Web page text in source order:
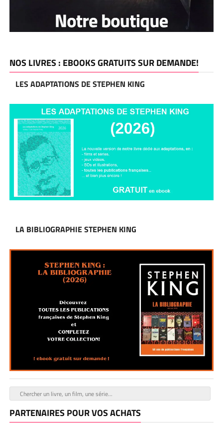
NOS LIVRES : EBOOKS GRATUITS SUR DEMANDE!
LES ADAPTATIONS DE STEPHEN KING
LA BIBLIOGRAPHIE STEPHEN KING
PARTENAIRES POUR VOS ACHATS